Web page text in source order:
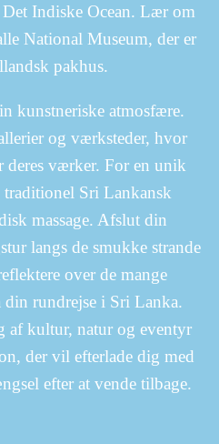
Indiske Ocean. Lær om
National Museum, der er
pakhus.
kunstneriske atmosfære.
og værksteder, hvor
deres værker. For en unik
traditionel Sri Lankansk
massage. Afslut din
langs de smukke strande
over de mange
rundrejse i Sri Lanka.
af kultur, natur og eventyr
der vil efterlade dig med
efter at vende tilbage.